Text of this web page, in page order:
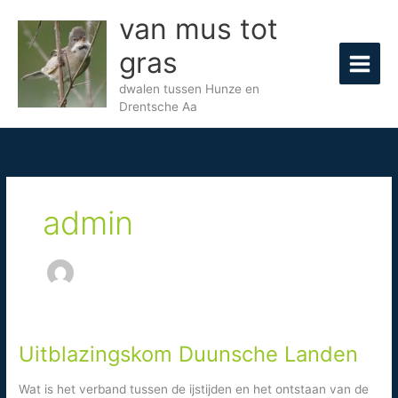
naar
van mus tot
gras
dwalen tussen Hunze en
Drentsche Aa
admin
Uitblazingskom Duunsche Landen
Wat is het verband tussen de ijstijden en het ontstaan van de